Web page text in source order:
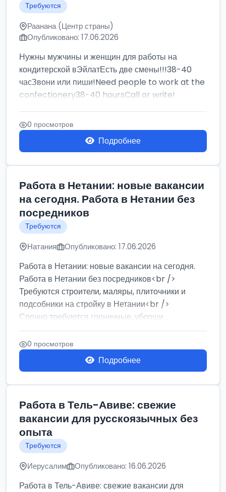
Требуются
Раанана (Центр страны)
Опубликовано: 17.06.2026
Нужны мужчины и женщин для работы на
кондитерской вЭйлатЕсть две смены!!!38-40
часЗвони или пиши!Need people to work at the
confectionery38-40 hoursCall or write!
0 просмотров
Подробнее
Работа в Нетании: новые вакансии
на сегодня. Работа в Нетании без
посредников
Требуются
Натания Опубликовано: 17.06.2026
Работа в Нетании: новые вакансии на сегодня.
Работа в Нетании без посредников<br />
Требуются строители, маляры, плиточники и
подсобники на стройку в Нетании<br />
Срочно требуются горничные, уборщи...
0 просмотров
Подробнее
Работа в Тель-Авиве: свежие
вакансии для русскоязычных без
опыта
Требуются
Иерусалим Опубликовано: 16.06.2026
Работа в Тель-Авиве: свежие вакансии для